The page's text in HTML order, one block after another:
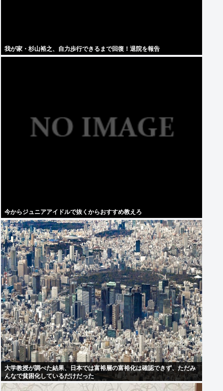
我が家・杉山裕之、自力歩行できるまで回復！退院を報告
今からジュニアアイドルで抜くからおすすめ教えろ
大学教授が調べた結果、日本では富裕層の富裕化は確認できず、ただみ
んなで貧困化しているだけだった